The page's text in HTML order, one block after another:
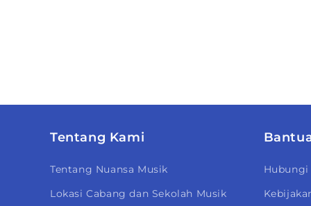
Tentang Kami
Tentang Nuansa Musik
Lokasi Cabang dan Sekolah Musik
Hubungi